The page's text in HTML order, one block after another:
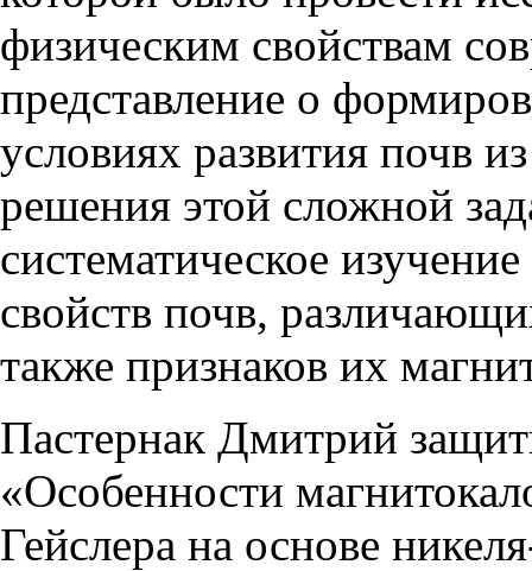
физическим свойствам
представление о
условиях развития почв
решения этой сложной
систематическое
свойств почв,
также признаков их
Пастернак Дмитрий
«Особенности
Гейслера на основе